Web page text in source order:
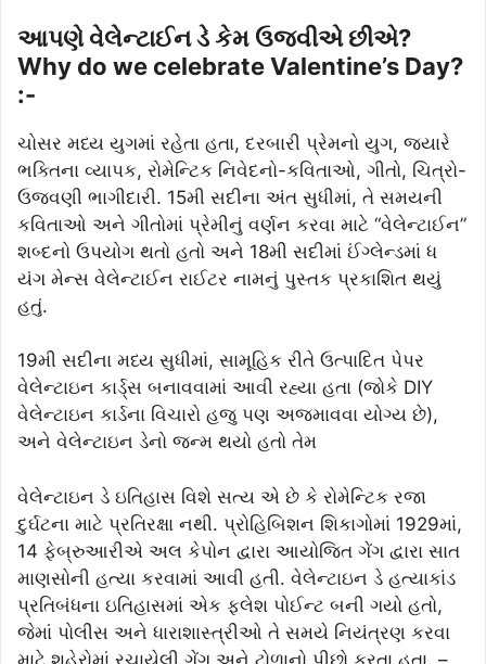
આપણે વેલેન્ટાઈન ડે કેમ ઉજવીએ છીએ?
Why do we celebrate Valentine’s Day?
:-
ચોસર મધ્ય યુગમાં રહેતા હતા, દરબારી પ્રેમનો યુગ, જ્યારે
ભક્તિના વ્યાપક, રોમેન્ટિક નિવેદનો-કવિતાઓ, ગીતો, ચિત્રો-
ઉજવણી ભાગીદારી. 15મી સદીના અંત સુધીમાં, તે સમયની
કવિતાઓ અને ગીતોમાં પ્રેમીનું વર્ણન કરવા માટે “વેલેન્ટાઈન”
શબ્દનો ઉપયોગ થતો હતો અને 18મી સદીમાં ઈંગ્લેન્ડમાં ધ
યંગ મેન્સ વેલેન્ટાઈન રાઈટર નામનું પુસ્તક પ્રકાશિત થયું
હતું.
19મી સદીના મધ્ય સુધીમાં, સામૂહિક રીતે ઉત્પાદિત પેપર
વેલેન્ટાઇન કાર્ડ્સ બનાવવામાં આવી રહ્યા હતા (જોકે DIY
વેલેન્ટાઇન કાર્ડના વિચારો હજુ પણ અજમાવવા યોગ્ય છે),
અને વેલેન્ટાઇન ડેનો જન્મ થયો હતો તેમ
વેલેન્ટાઇન ડે ઇતિહાસ વિશે સત્ય એ છે કે રોમેન્ટિક રજા
દુર્ઘટના માટે પ્રતિરક્ષા નથી. પ્રોહિબિશન શિકાગોમાં 1929માં,
14 ફેબ્રુઆરીએ અલ કેપોન દ્વારા આયોજિત ગેંગ દ્વારા સાત
માણસોની હત્યા કરવામાં આવી હતી. વેલેન્ટાઇન ડે હત્યાકાંડ
પ્રતિબંધના ઇતિહાસમાં એક ફ્લેશ પોઈન્ટ બની ગયો હતો,
જેમાં પોલીસ અને ધારાશાસ્ત્રીઓ તે સમયે નિયંત્રણ કરવા
માટે શહેરોમાં રચાયેલી ગેંગ અને ટોળાનો પીછો કરતા હતા. –